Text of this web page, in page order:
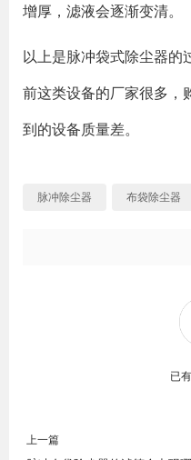
增厚，滤液会逐渐变清。
以上是脉冲袋式除尘器的
前这类设备的厂家很多，
到的设备质量差。
脉冲除尘器 布袋除尘器
已有
上一篇